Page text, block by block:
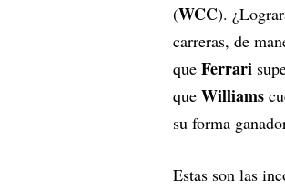
(WCC).
carreras, de
que Ferrari
que Williams
su forma
Estas son las